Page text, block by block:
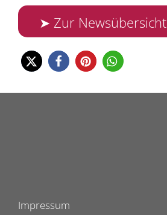
➤ Zur Newsübersicht
Impressum